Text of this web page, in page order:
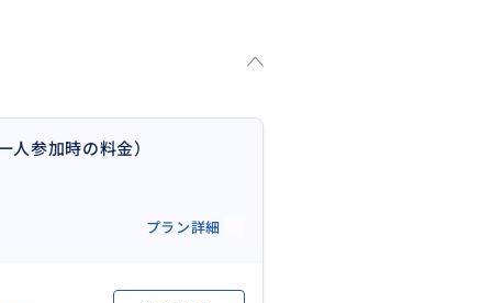
人参加時の料金）
プラン詳細